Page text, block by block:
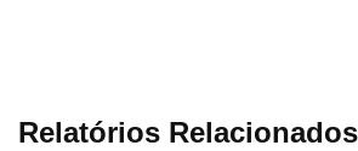
Relatórios Relacionados